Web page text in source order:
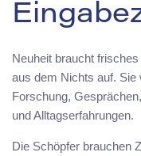
Neuheit braucht
aus dem Nichts auf. Sie
Forschung,
und Alltagserfahrungen.
Die Schöpfer brauchen